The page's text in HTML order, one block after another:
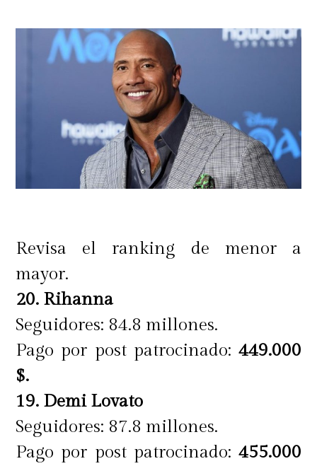
Revisa el ranking de menor a
mayor.
20. Rihanna
Seguidores: 84.8 millones.
Pago por post patrocinado: 449.000
$.
19. Demi Lovato
Seguidores: 87.8 millones.
Pago por post patrocinado: 455.000